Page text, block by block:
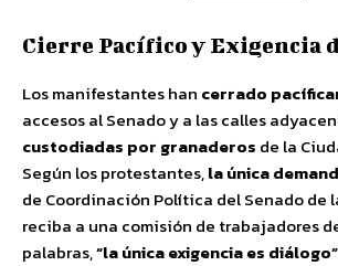
Cierre Pacífico y Exigencia
Los manifestantes han cerrado
accesos al Senado y a las calles
custodiadas por granaderos de la
Según los protestantes,la única
de Coordinación Política del Senado de
reciba a una comisión de trabajadores
palabras,“la única exigencia es diálogo”